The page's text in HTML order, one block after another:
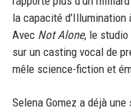
la capacité
Avec Not Alone, le
sur un casting vocal de
mêle science-fiction et
Selena Gomez a déjà